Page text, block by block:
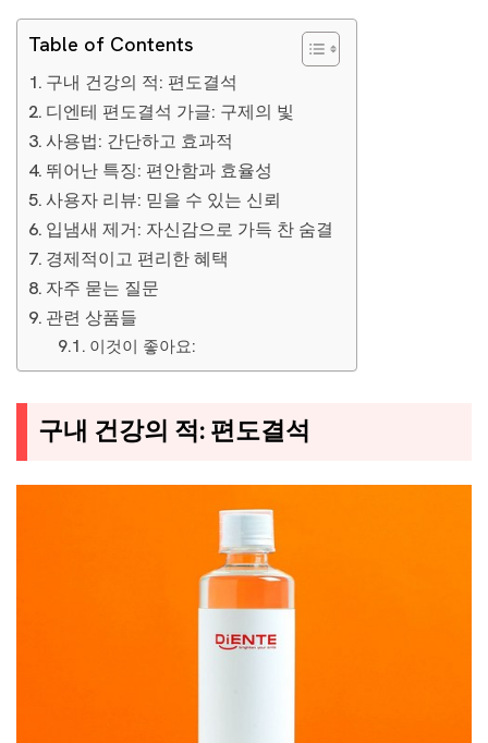
Table of Contents
구내 건강의 적: 편도결석
디엔테 편도결석 가글: 구제의 빛
사용법: 간단하고 효과적
뛰어난 특징: 편안함과 효율성
사용자 리뷰: 믿을 수 있는 신뢰
입냄새 제거: 자신감으로 가득 찬 숨결
경제적이고 편리한 혜택
자주 묻는 질문
관련 상품들
이것이 좋아요:
구내 건강의 적: 편도결석